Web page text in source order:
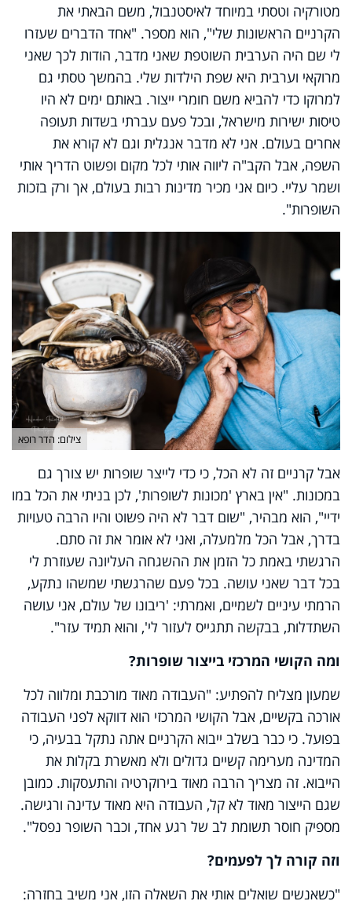
מטורקיה וטסתי במיוחד לאיסטנבול, משם הבאתי את
הקרניים הראשונות שלי", הוא מספר. "אחד הדברים שעזרו
לי שם היה הערבית השוטפת שאני מדבר, הודות לכך שאני
מרוקאי וערבית היא שפת הילדות שלי. בהמשך טסתי גם
למרוקו כדי להביא משם חומרי ייצור. באותם ימים לא היו
טיסות ישירות מישראל, ובכל פעם עברתי בשדות תעופה
אחרים בעולם. אני לא מדבר אנגלית וגם לא קורא את
השפה, אבל הקב"ה ליווה אותי לכל מקום ופשוט הדריך אותי
ושמר עליי. כיום אני מכיר מדינות רבות בעולם, אך ורק בזכות
השופרות".
צילום: הדר רופא
אבל קרניים זה לא הכל, כי כדי לייצר שופרות יש צורך גם
במכונות. "אין בארץ 'מכונות לשופרות', לכן בניתי את הכל במו
ידיי", הוא מבהיר, "שום דבר לא היה פשוט והיו הרבה טעויות
בדרך, אבל הכל מלמעלה, ואני לא אומר את זה סתם.
הרגשתי באמת כל הזמן את ההשגחה העליונה שעוזרת לי
בכל דבר שאני עושה. בכל פעם שהרגשתי שמשהו נתקע,
הרמתי עיניים לשמיים, ואמרתי: 'ריבונו של עולם, אני עושה
השתדלות, בבקשה תתגייס לעזור לי', והוא תמיד עזר".
ומה הקושי המרכזי בייצור שופרות?
שמעון מצליח להפתיע: "העבודה מאוד מורכבת ומלווה לכל
אורכה בקשיים, אבל הקושי המרכזי הוא דווקא לפני העבודה
בפועל. כי כבר בשלב ייבוא הקרניים אתה נתקל בבעיה, כי
המדינה מערימה קשיים גדולים ולא מאשרת בקלות את
הייבוא. זה מצריך הרבה מאוד בירוקרטיה והתעסקות. כמובן
שגם הייצור מאוד לא קל, העבודה היא מאוד עדינה ורגישה.
מספיק חוסר תשומת לב של רגע אחד, וכבר השופר נפסל".
וזה קורה לך לפעמים?
"כשאנשים שואלים אותי את השאלה הזו, אני משיב בחזרה: